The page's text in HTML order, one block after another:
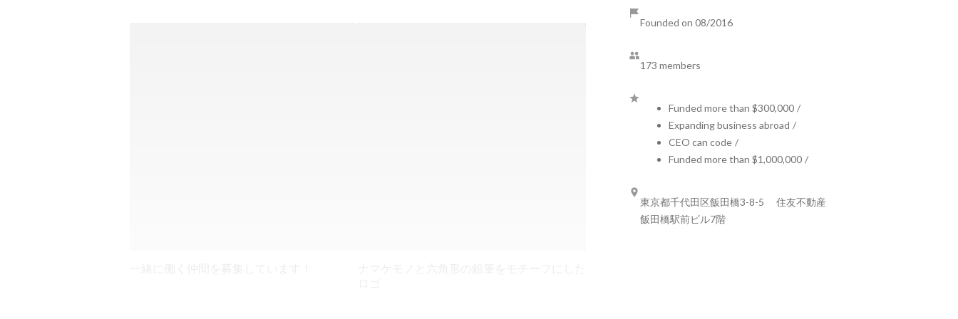
Founded on 08/2016
173 members
Funded more than $300,000 /
Expanding business abroad /
CEO can code /
Funded more than $1,000,000 /
東京都千代田区飯田橋3-8-5 住友不動産
飯田橋駅前ビル7階